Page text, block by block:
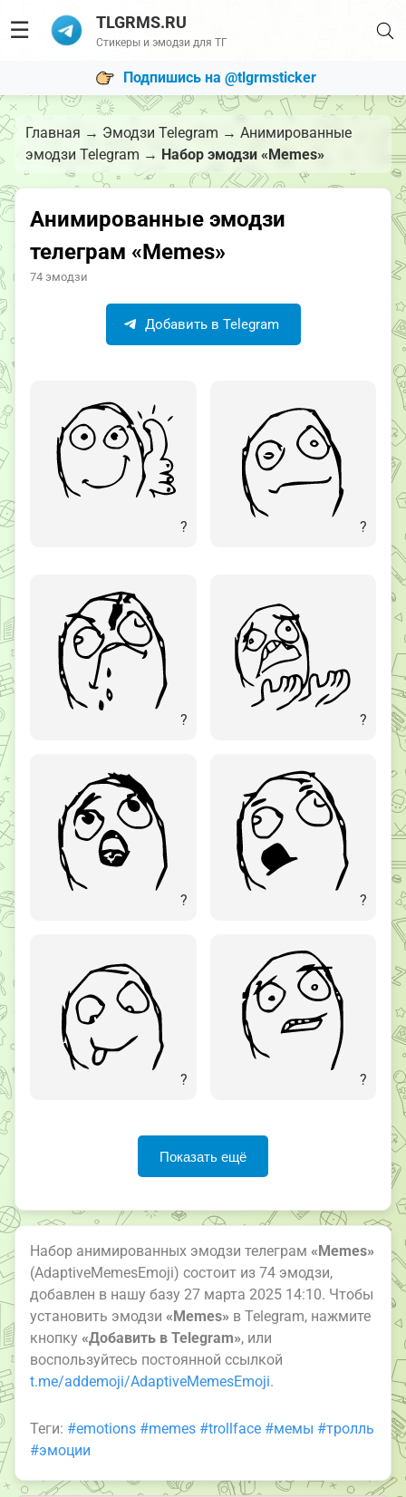
☰ TLGRMS.RU
Стикеры и эмодзи для ТГ
Подпишись на @tlgrmsticker
Главная → Эмодзи Telegram → Анимированные
эмодзи Telegram → Набор эмодзи «Memes»
Анимированные эмодзи
телеграм «Memes»
74 эмодзи
Добавить в Telegram
? ?
? ?
? ?
? ?
Показать ещё
Набор анимированных эмодзи телеграм «Memes»
(AdaptiveMemesEmoji) состоит из 74 эмодзи,
добавлен в нашу базу 27 марта 2025 14:10. Чтобы
установить эмодзи «Memes» в Telegram, нажмите
кнопку «Добавить в Telegram», или
воспользуйтесь постоянной ссылкой
t.me/addemoji/AdaptiveMemesEmoji.
Теги: #emotions #memes #trollface #мемы #тролль
#эмоции